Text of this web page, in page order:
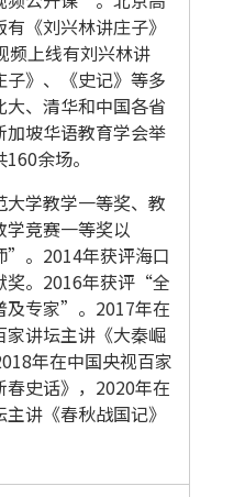
《刘兴林讲庄子》
频上线有刘兴林讲
子》、《史记》等多
、清华和中国各省
加坡华语教育学会举
余场。
大学教学一等奖、教
学竞赛一等奖以
。2014年获评海口
奖。2016年获评“全
及专家”。2017年在
家讲坛主讲《大秦崛
年在中国央视百家
史话》，2020年在
讲《春秋战国记》